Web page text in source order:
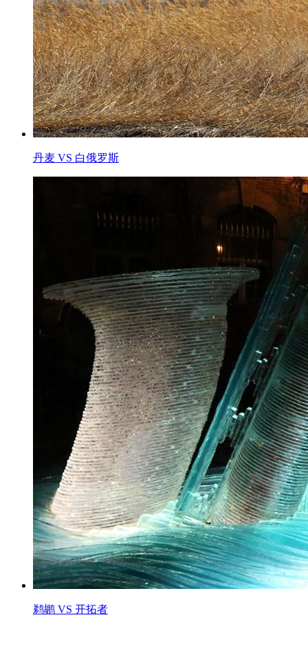
丹麦 VS 白俄罗斯
鹈鹕 VS 开拓者